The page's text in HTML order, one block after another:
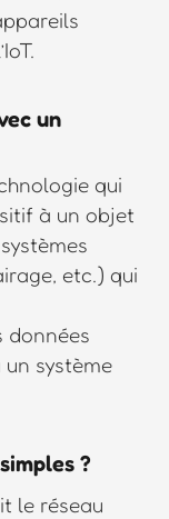
un
qui
à un objet
etc.) qui
données
système
?
le réseau